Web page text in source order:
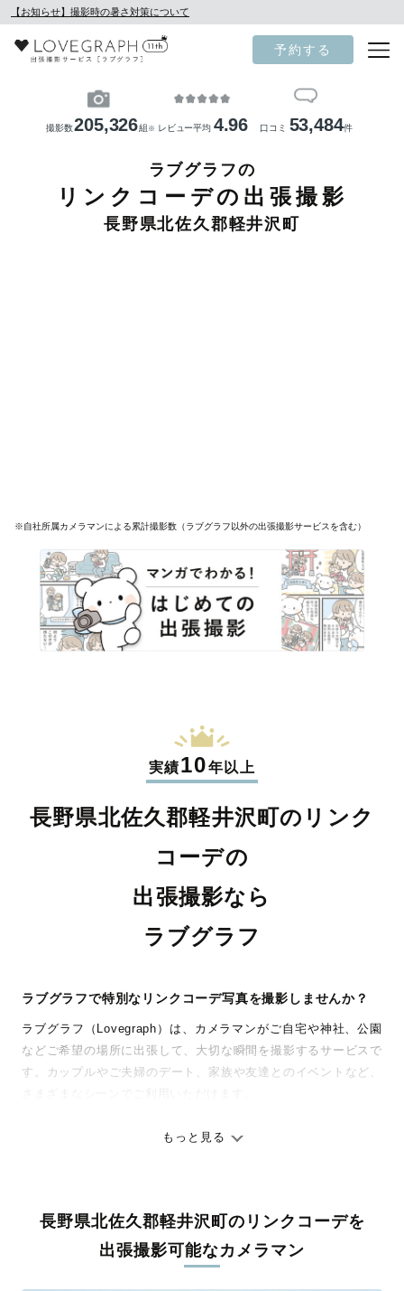
【お知らせ】撮影時の暑さ対策について
予約する
撮影数205,326組 ※ レビュー平均 4.96 口コミ 53,484件
ラブグラフの
リンクコーデの出張撮影
長野県北佐久郡軽井沢町
※自社所属カメラマンによる累計撮影数（ラブグラフ以外の出張撮影サービスを含む）
実績10年以上
長野県北佐久郡軽井沢町のリンク
コーデの
出張撮影なら
ラブグラフ
ラブグラフで特別なリンクコーデ写真を撮影しませんか？
ラブグラフ（Lovegraph）は、カメラマンがご自宅や神社、公園
などご希望の場所に出張して、大切な瞬間を撮影するサービスで
す。カップルやご夫婦のデート、家族や友達とのイベントなど、
ありのままの空気感を大切に、何十年経っても見返したくなるよ
料金は全国どこでも一律。わかりやすく安心の価格設定です。オ
リジナルの研修と厳正な審査に合格し、撮影技術やホスピタリテ
ィを身につけたプロのカメラマンが全国47都道府県に在籍してい
もっと見る
長野県北佐久郡軽井沢町のリンクコーデを
出張撮影可能なカメラマン